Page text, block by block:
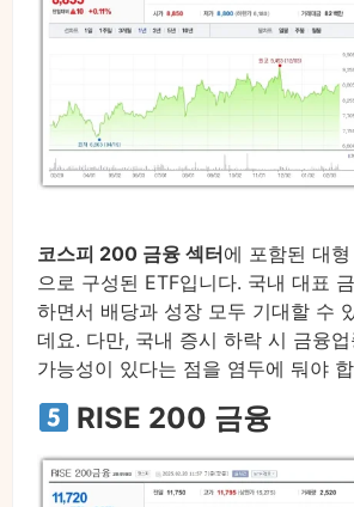
코스피 200 금융 섹터에 포함된 대
으로 구성된 ETF입니다. 국내 대표
하면서 배당과 성장 모두 기대할 수
데요. 다만, 국내 증시 하락 시 금융
가능성이 있다는 점을 염두에 둬야
RISE 200 금융